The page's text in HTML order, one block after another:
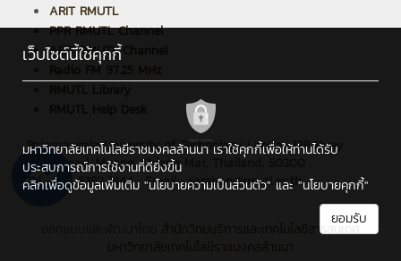
ARIT RMUTL
PPR RMUTL Channel
ARIT RMUTL Channel
Radio FM 97.25 MHz
Rajamangala University of Technology Lanna : 128 Huay
Kaew Road, Muang, Chiang Mai, Thailand, 50300
Tel : +66 5392 1444 , Email : saraban@rmutl.ac.th
เว็บไซต์นี้ใช้คุกกี้
มหาวิทยาลัยเทคโนโลยีราชมงคลล้านนา เราใช้คุกกี้เพื่อให้ท่านได้รับ
ประสบการณ์การใช้งานที่ดียิ่งขึ้น
คลิกเพื่อดูข้อมูลเพิ่มเติม "นโยบายความเป็นส่วนตัว" และ "นโยบายคุกกี้"
ยอมรับ
สำนักวิทยบริการและเทคโนโลยีสารสนเทศ